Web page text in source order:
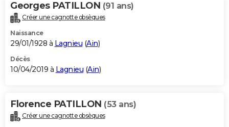
Georges PATILLON (91 ans)
Créer une cagnotte obsèques
Naissance
29/01/1928 à Lagnieu (Ain)
Décès
10/04/2019 à Lagnieu (Ain)
Florence PATILLON (53 ans)
Créer une cagnotte obsèques